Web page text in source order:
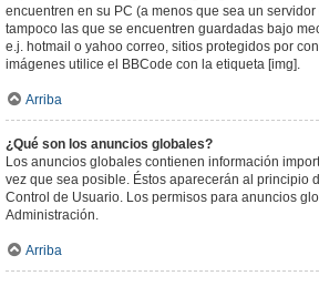
encuentren en su PC (a menos que sea un
tampoco las que se encuentren guardadas bajo
e.j. hotmail o yahoo correo, sitios protegidos por
imágenes utilice el BBCode con la etiqueta [img].
Arriba
¿Qué son los anuncios globales?
Los anuncios globales contienen información
vez que sea posible. Éstos aparecerán al principio
Control de Usuario. Los permisos para anuncios
Administración.
Arriba